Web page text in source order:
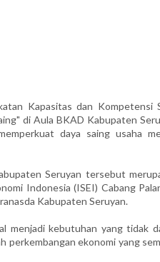
Kapasitas dan Kompetensi
di Aula BKAD Kabupaten
daya saing usaha
Seruyan tersebut
Indonesia (ISEI) Cabang
Kabupaten Seruyan.
menjadi kebutuhan yang tidak
perkembangan ekonomi yang